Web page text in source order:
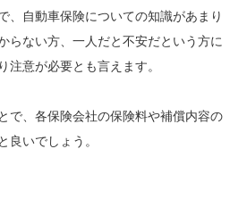
、自動車保険についての知識があまり
らない方、一人だと不安だという方に
注意が必要とも言えます。
で、各保険会社の保険料や補償内容の
良いでしょう。